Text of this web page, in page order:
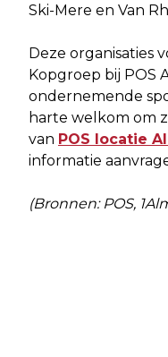
Ski-Mere en Van
Deze organisaties
Kopgroep bij POS
ondernemende
harte welkom om
van POS locatie
informatie
(Bronnen: POS,